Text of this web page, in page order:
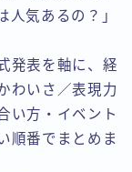
人気あるの？」
発表を軸に、経
わいさ／表現力
い方・イベント
順番でまとめま